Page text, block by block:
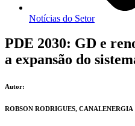
Notícias do Setor
PDE 2030: GD e
a expansão do
Autor:
ROBSON RODRIGUES, CANALENERGIA